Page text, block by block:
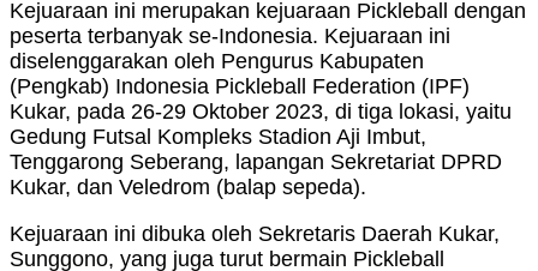
Kejuaraan ini merupakan kejuaraan Pickleball dengan
peserta terbanyak se-Indonesia. Kejuaraan ini
diselenggarakan oleh Pengurus Kabupaten
(Pengkab) Indonesia Pickleball Federation (IPF)
Kukar, pada 26-29 Oktober 2023, di tiga lokasi, yaitu
Gedung Futsal Kompleks Stadion Aji Imbut,
Tenggarong Seberang, lapangan Sekretariat DPRD
Kukar, dan Veledrom (balap sepeda).
Kejuaraan ini dibuka oleh Sekretaris Daerah Kukar,
Sunggono, yang juga turut bermain Pickleball